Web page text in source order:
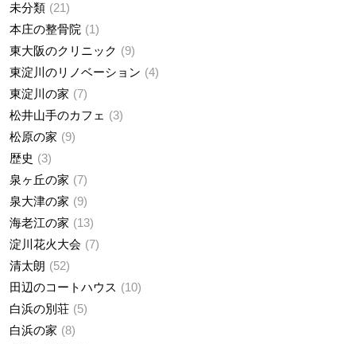
未分類
21
本庄の整骨院
1
東大阪のクリニック
9
東淀川のリノベーション
4
東淀川の家
7
松井山手のカフェ
3
松原の家
9
歴史
3
泉ヶ丘の家
7
泉大津の家
9
海老江の家
13
淀川花火大会
7
清太朗
52
田辺のコートハウス
10
白浜の別荘
5
白浜の家
8